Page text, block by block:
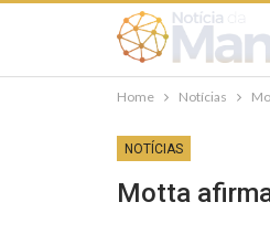
Home Notícias
NOTÍCIAS
Motta